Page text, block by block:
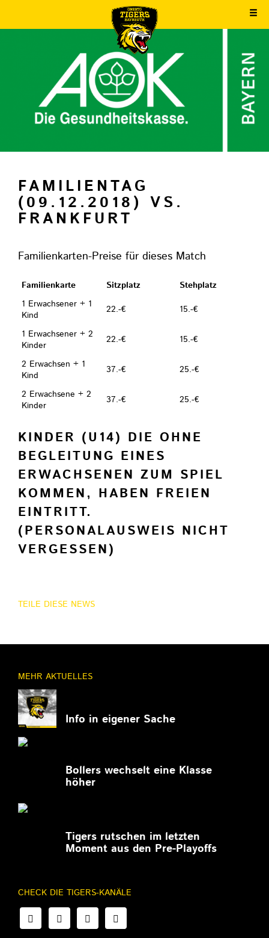
FAMILIENTAG
(09.12.2018) VS.
FRANKFURT
Familienkarten-Preise für dieses Match
Familienkarte Sitzplatz
Stehplatz
1 Erwachsener + 1
Kind
22.-€ 15.-€
1 Erwachsener + 2
Kinder
22.-€ 15.-€
2 Erwachsen + 1
Kind
37.-€ 25.-€
2 Erwachsene + 2
Kinder
37.-€ 25.-€
KINDER (U14) DIE OHNE
BEGLEITUNG EINES
ERWACHSENEN ZUM SPIEL
KOMMEN, HABEN FREIEN
EINTRITT.
(PERSONALAUSWEIS NICHT
VERGESSEN)
TEILE DIESE NEWS
MEHR AKTUELLES
Info in eigener Sache
Bollers wechselt eine Klasse
höher
Tigers rutschen im letzten
Moment aus den Pre-Playoffs
CHECK DIE TIGERS-KANÄLE